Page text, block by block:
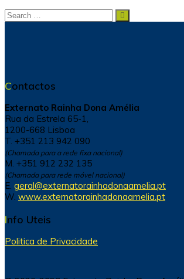
Search
Search
Contactos
Externato Rainha Dona Amélia
Rua da Estrela 65-1,
1200-668 Lisboa
T. +351 213 942 090
(Chamada para a rede fixa nacional)
M. +351 912 232 135
(Chamada para rede móvel nacional)
E. geral@externatorainhadonaamelia.pt
W. www.externatorainhadonaamelia.pt
Info Uteis
Politica de Privacidade